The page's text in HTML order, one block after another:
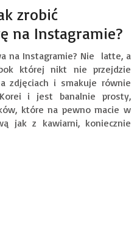
zrobić
na Instagramie?
na Instagramie? Nie latte, a
której nikt nie przejdzie
zdjęciach i smakuje równie
i jest banalnie prosty,
które na pewno macie w
jak z kawiarni, koniecznie